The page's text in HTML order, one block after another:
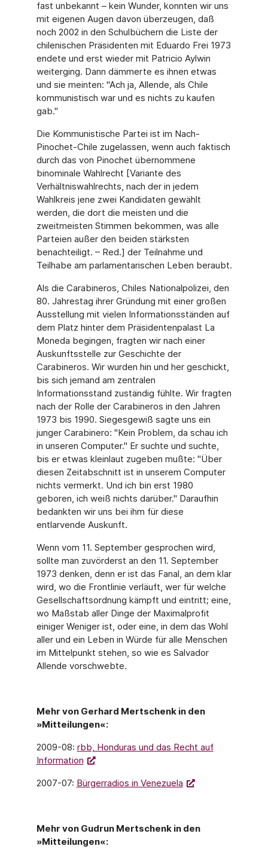
fast unbekannt – kein Wunder, konnten wir uns
mit eigenen Augen davon überzeugen, daß
noch 2002 in den Schulbüchern die Liste der
chilenischen Präsidenten mit Eduardo Frei 1973
endete und erst wieder mit Patricio Aylwin
weiterging. Dann dämmerte es ihnen etwas
und sie meinten: "Ach ja, Allende, als Chile
kommunistisch war und es nichts zu kaufen
gab."
Die Kommunistische Partei ist im Nach-
Pinochet-Chile zugelassen, wenn auch faktisch
durch das von Pinochet übernommene
binominale Wahlrecht [Variante des
Verhältniswahlrechts, nach der in jedem
Wahlkreis jene zwei Kandidaten gewählt
werden, die dort die meisten und die
zweitmeisten Stimmen bekommen, was alle
Parteien außer den beiden stärksten
benachteiligt. – Red.] der Teilnahme und
Teilhabe am parlamentarischen Leben beraubt.
Als die Carabineros, Chiles Nationalpolizei, den
80. Jahrestag ihrer Gründung mit einer großen
Ausstellung mit vielen Informationsständen auf
dem Platz hinter dem Präsidentenpalast La
Moneda begingen, fragten wir nach einer
Auskunftsstelle zur Geschichte der
Carabineros. Wir wurden hin und her geschickt,
bis sich jemand am zentralen
Informationsstand zuständig fühlte. Wir fragten
nach der Rolle der Carabineros in den Jahren
1973 bis 1990. Siegesgewiß sagte uns ein
junger Carabinero: "Kein Problem, da schau ich
in unseren Computer." Er suchte und suchte,
bis er etwas kleinlaut zugeben mußte: "Über
diesen Zeitabschnitt ist in unserem Computer
nichts vermerkt. Und ich bin erst 1980
geboren, ich weiß nichts darüber." Daraufhin
bedankten wir uns bei ihm für diese
entlarvende Auskunft.
Wenn vom 11. September gesprochen wird,
sollte man zuvörderst an den 11. September
1973 denken, denn er ist das Fanal, an dem klar
wird, wo die Frontlinie verläuft, wer für welche
Gesellschaftsordnung kämpft und eintritt; eine,
wo Maßstab aller Dinge der Maximalprofit
einiger Weniger ist, oder eine, in dem das Wohl
aller und ein Leben in Würde für alle Menschen
im Mittelpunkt stehen, so wie es Salvador
Allende vorschwebte.
Mehr von Gerhard Mertschenk in den
»Mitteilungen«:
2009-08: rbb, Honduras und das Recht auf
Information
2007-07: Bürgerradios in Venezuela
Mehr von Gudrun Mertschenk in den
»Mitteilungen«: